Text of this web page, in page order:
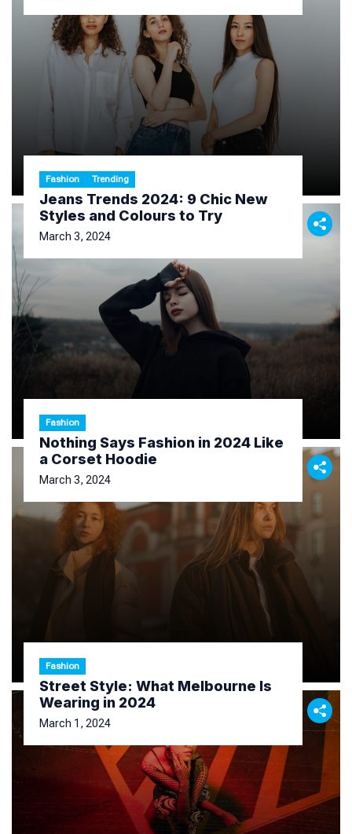
Fashion Trending
Jeans Trends 2024: 9 Chic New
Styles and Colours to Try
March 3, 2024
Fashion
Nothing Says Fashion in 2024 Like
a Corset Hoodie
March 3, 2024
Fashion
Street Style: What Melbourne Is
Wearing in 2024
March 1, 2024